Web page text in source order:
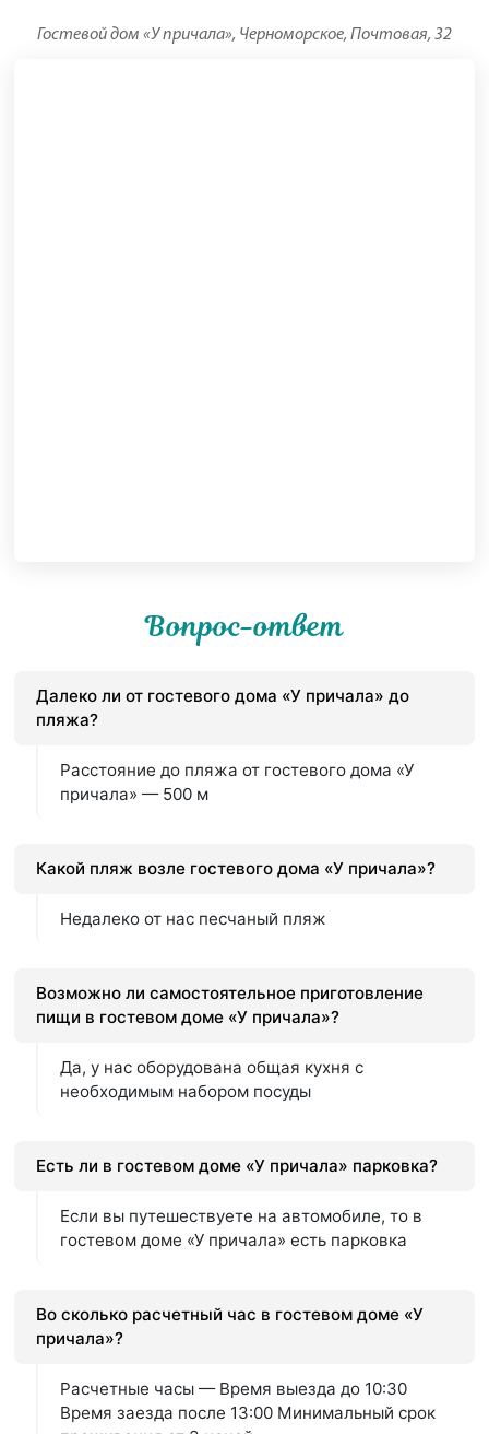
Гостевой дом «У причала», Черноморское, Почтовая, 32
Вопрос-ответ
Далеко ли от гостевого дома «У причала» до
пляжа?
Расстояние до пляжа от гостевого дома «У
причала» — 500 м
Какой пляж возле гостевого дома «У причала»?
Недалеко от нас песчаный пляж
Возможно ли самостоятельное приготовление
пищи в гостевом доме «У причала»?
Да, у нас оборудована общая кухня с
необходимым набором посуды
Есть ли в гостевом доме «У причала» парковка?
Если вы путешествуете на автомобиле, то в
гостевом доме «У причала» есть парковка
Во сколько расчетный час в гостевом доме «У
причала»?
Расчетные часы — Время выезда до 10:30
Время заезда после 13:00 Минимальный срок